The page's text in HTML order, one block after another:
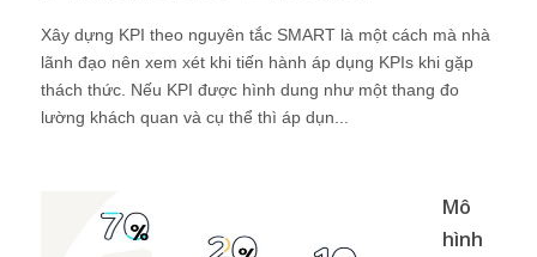
Xây dựng KPI theo nguyên tắc SMART là một cách mà nhà
lãnh đạo nên xem xét khi tiến hành áp dụng KPIs khi gặp
thách thức. Nếu KPI được hình dung như một thang đo
lường khách quan và cụ thể thì áp dụn...
Mô
hình